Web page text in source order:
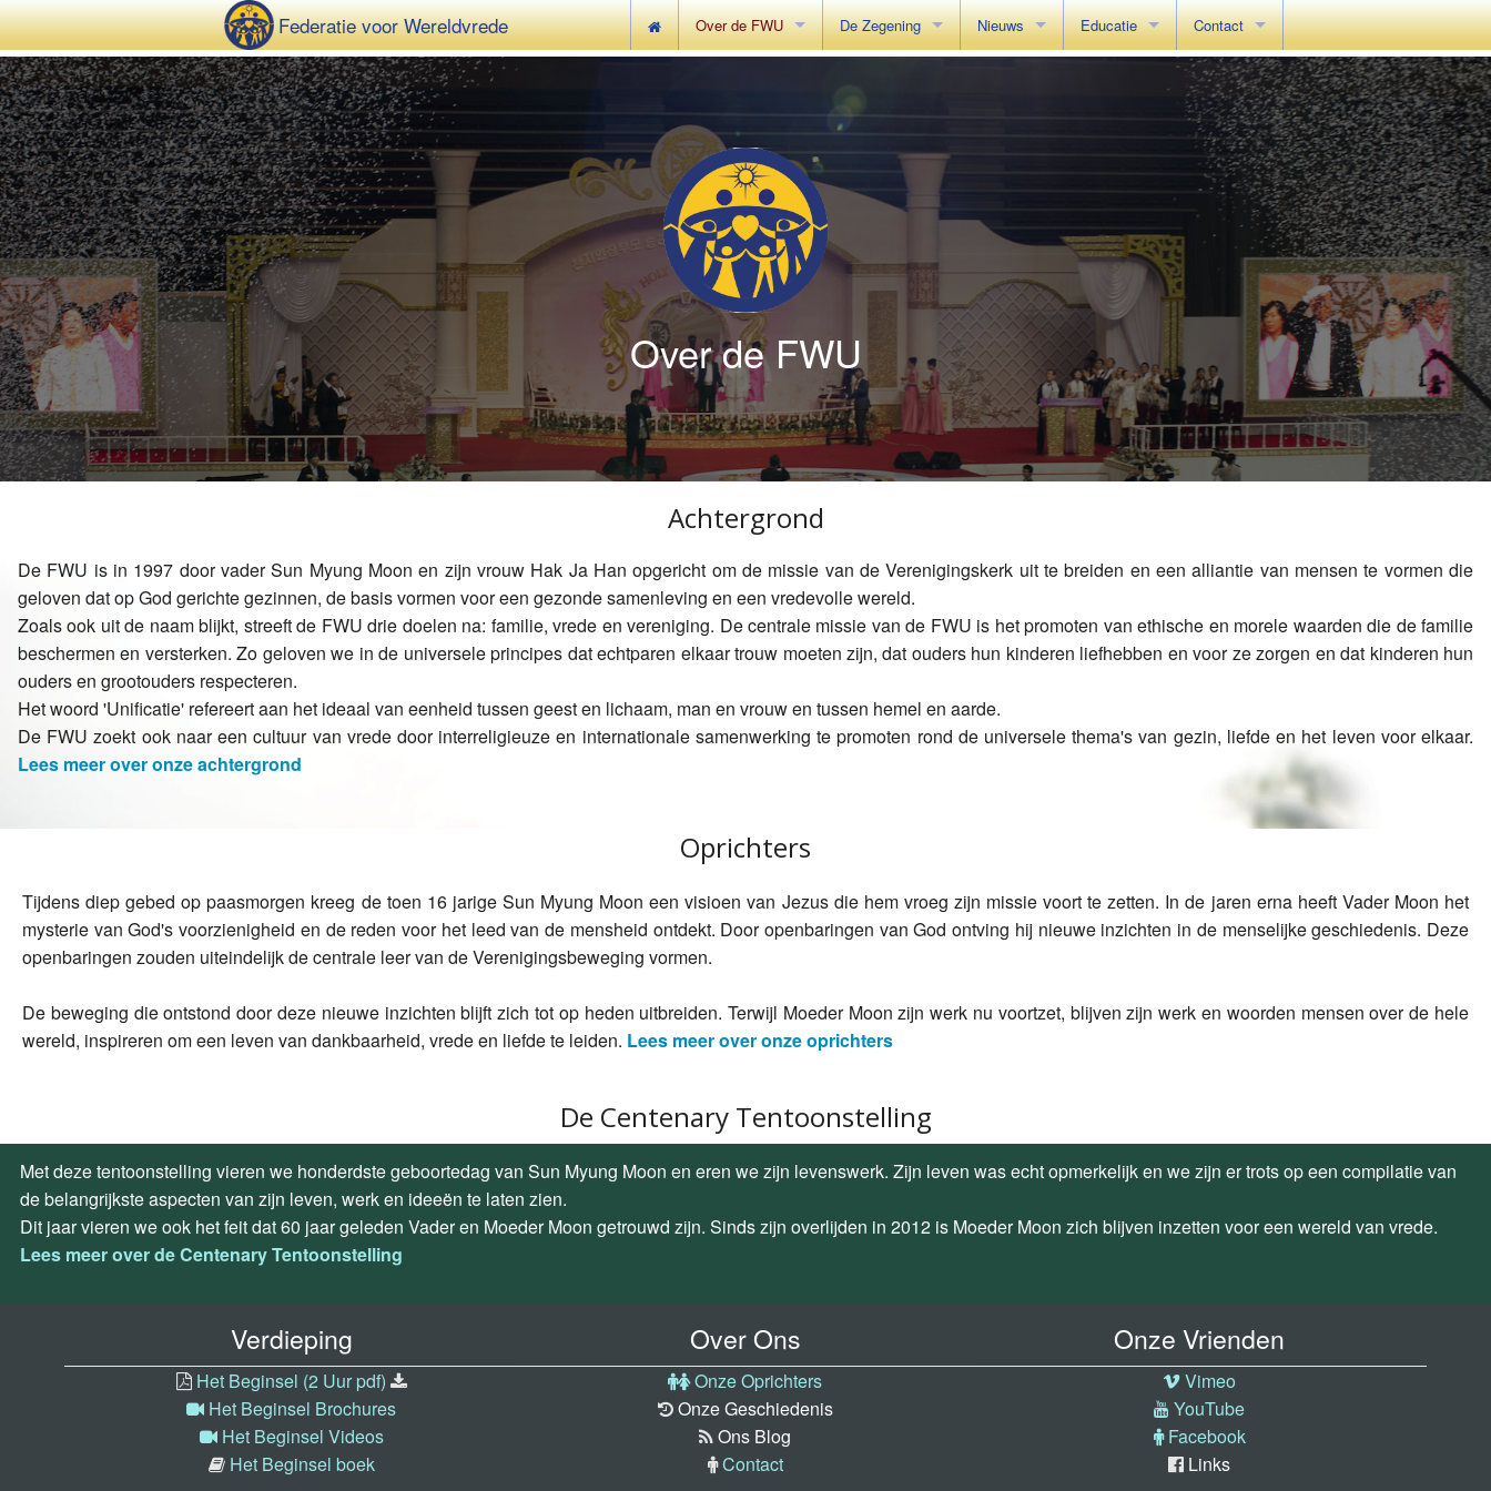
Federatie voor Wereldvrede Over de FWU
Onze Oprichters
De Centenary Tentoonstelling
De Zegening
Hoe kan ik deelnemen aan de Zegening
Zegening voor Wereldvrede in Den Haag
Nieuws Educatie
Het Beginsel Introductie
Het Beginsel in 10 minuten
Het Beginsel: 6 Brochures
Het Beginsel: Videos (2 uur)
Het Beginsel: Origineel Boek (engels)
Contact
Contactpagina
Verantwoording
Over de FWU
Achtergrond
De FWU is in 1997 door vader Sun Myung Moon en zijn vrouw Hak Ja Han opgericht om de missie van de Verenigingskerk uit te breiden en een alliantie van mensen te vormen die
geloven dat op God gerichte gezinnen, de basis vormen voor een gezonde samenleving en een vredevolle wereld.
Zoals ook uit de naam blijkt, streeft de FWU drie doelen na: familie, vrede en vereniging. De centrale missie van de FWU is het promoten van ethische en morele waarden die de familie
beschermen en versterken. Zo geloven we in de universele principes dat echtparen elkaar trouw moeten zijn, dat ouders hun kinderen liefhebben en voor ze zorgen en dat kinderen hun
ouders en grootouders respecteren.
Het woord 'Unificatie' refereert aan het ideaal van eenheid tussen geest en lichaam, man en vrouw en tussen hemel en aarde.
De FWU zoekt ook naar een cultuur van vrede door interreligieuze en internationale samenwerking te promoten rond de universele thema's van gezin, liefde en het leven voor elkaar.
Lees meer over onze achtergrond
Oprichters
Tijdens diep gebed op paasmorgen kreeg de toen 16 jarige Sun Myung Moon een visioen van Jezus die hem vroeg zijn missie voort te zetten. In de jaren erna heeft Vader Moon het
mysterie van God's voorzienigheid en de reden voor het leed van de mensheid ontdekt. Door openbaringen van God ontving hij nieuwe inzichten in de menselijke geschiedenis. Deze
openbaringen zouden uiteindelijk de centrale leer van de Verenigingsbeweging vormen.
De beweging die ontstond door deze nieuwe inzichten blijft zich tot op heden uitbreiden. Terwijl Moeder Moon zijn werk nu voortzet, blijven zijn werk en woorden mensen over de hele
wereld, inspireren om een leven van dankbaarheid, vrede en liefde te leiden. Lees meer over onze oprichters
De Centenary Tentoonstelling
Met deze tentoonstelling vieren we honderdste geboortedag van Sun Myung Moon en eren we zijn levenswerk. Zijn leven was echt opmerkelijk en we zijn er trots op een compilatie van
de belangrijkste aspecten van zijn leven, werk en ideeën te laten zien.
Dit jaar vieren we ook het feit dat 60 jaar geleden Vader en Moeder Moon getrouwd zijn. Sinds zijn overlijden in 2012 is Moeder Moon zich blijven inzetten voor een wereld van vrede.
Lees meer over de Centenary Tentoonstelling
Verdieping
Het Beginsel (2 Uur pdf)
Het Beginsel Brochures
Het Beginsel Videos
Het Beginsel boek
Over Ons
Onze Oprichters
Onze Geschiedenis
Ons Blog
Contact
Onze Vrienden
Vimeo
YouTube
Facebook
Links